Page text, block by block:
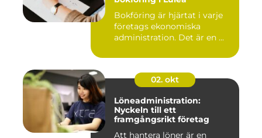
Bokföring är hjärtat i varje
företags ekonomiska
administration. Det är en ...
02. okt
Löneadministration:
Nyckeln till ett
framgångsrikt företag
Att hantera löner är en